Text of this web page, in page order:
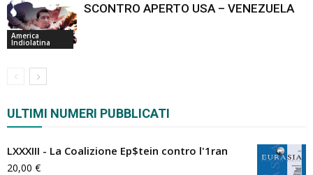
America
Indiolatina
SCONTRO APERTO USA – VENEZUELA
ULTIMI NUMERI PUBBLICATI
LXXXIII - La Coalizione Ep$tein contro l'1ran
20,00 €